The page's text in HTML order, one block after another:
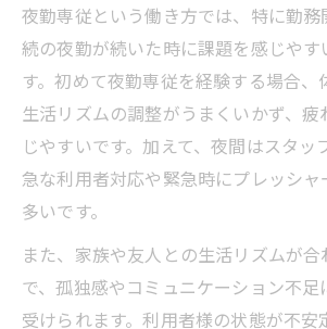
夜勤専従という働き方では、特に勤
続の夜勤が続いた時に課題を感じやす
す。初めて夜勤専従を経験する場合、
生活リズムの調整がうまくいかず、
じやすいです。加えて、夜間はスタッ
急な利用者対応や緊急時にプレッシ
多いです。
また、家族や友人との生活リズムが合
で、孤独感やコミュニケーション不足
受けられます。利用者様の状態が不安